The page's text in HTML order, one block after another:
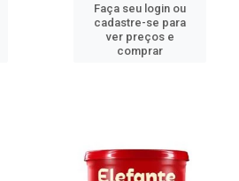
Faça seu login ou
cadastre-se para
ver preços e
comprar